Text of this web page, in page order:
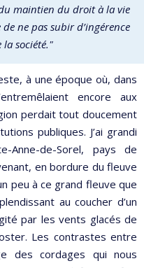
maintien du droit à la vie
ne pas subir d’ingérence
société."
à une époque où, dans
encore aux
perdait tout doucement
publiques. J’ai grandi
de-Sorel, pays de
en bordure du fleuve
peu à ce grand fleuve que
au coucher d’un
par les vents glacés de
Les contrastes entre
des cordages qui nous